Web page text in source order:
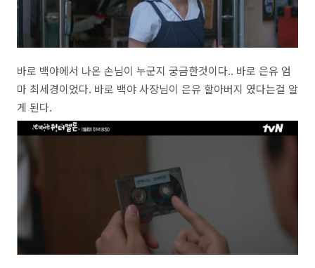
바로 백야에서 나온 손님이 누군지 궁금한것이다.. 바로 은유 엄
마 최세경이었다. 바로 백야 사장님이 은유 할아버지 였다는걸 알
게 된다.